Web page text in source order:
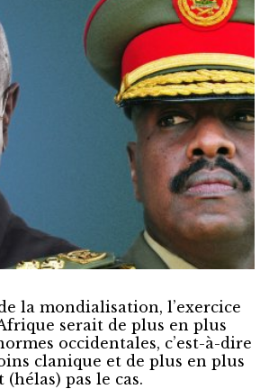
la mondialisation, l’exercice
serait de plus en plus
occidentales, c’est-à-dire
clanique et de plus en plus
(hélas) pas le cas.